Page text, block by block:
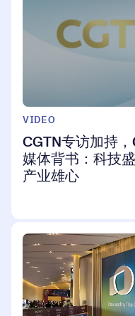
VIDEO
CGTN专访加持
媒体背书：科技
产业雄心